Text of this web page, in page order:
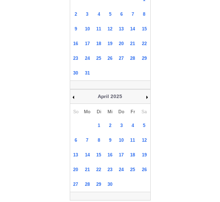
2 3 4 5 6 7 8
9 10 11 12 13 14 15
16 17 18 19 20 21 22
23 24 25 26 27 28 29
30 31
April 2025
So Mo Di Mi Do Fr Sa
1 2 3 4 5
6 7 8 9 10 11 12
13 14 15 16 17 18 19
20 21 22 23 24 25 26
27 28 29 30